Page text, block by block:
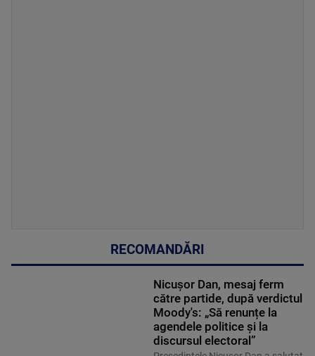
RECOMANDĂRI
Nicușor Dan, mesaj ferm
către partide, după verdictul
Moody's: „Să renunțe la
agendele politice şi la
discursul electoral”